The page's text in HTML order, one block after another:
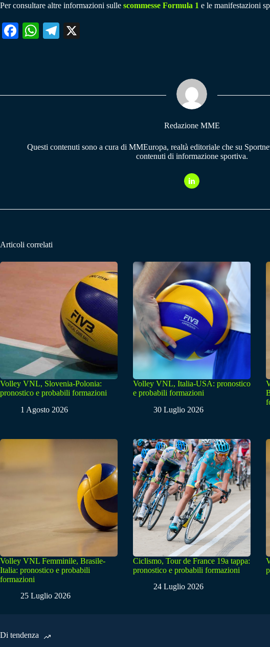
Per consultare altre informazioni sulle scommesse Formula 1 e le manifestazioni
Fa W
pp
Te
m
Redazione MME
Questi contenuti sono a cura di MMEuropa, realtà editoriale che su
contenuti di informazione sportiva.
Articoli correlati
Volley VNL, Slovenia-Polonia:
pronostico e probabili formazioni
1 Agosto 2026
Volley VNL, Italia-USA: pronostico
e probabili formazioni
30 Luglio 2026
Volley VNL Femminile, Brasile-
Italia: pronostico e probabili
formazioni
25 Luglio 2026
Ciclismo, Tour de France 19a tappa:
pronostico e probabili formazioni
24 Luglio 2026
Di tendenza